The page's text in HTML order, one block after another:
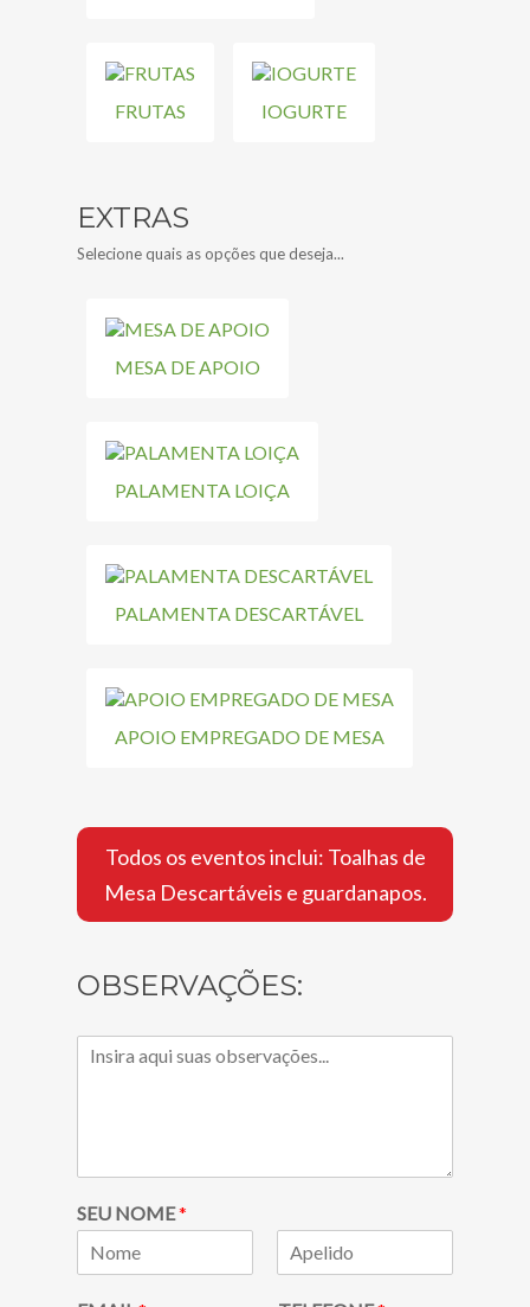
FRUTAS IOGURTE
EXTRAS
Selecione quais as opções que deseja...
MESA DE APOIO
PALAMENTA LOIÇA
PALAMENTA DESCARTÁVEL
APOIO EMPREGADO DE MESA
Todos os eventos inclui: Toalhas de
Mesa Descartáveis e guardanapos.
OBSERVAÇÕES:
SEU NOME*